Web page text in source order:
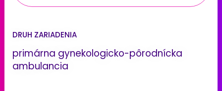
DRUH ZARIADENIA
primárna gynekologicko-pôrodnícka
ambulancia